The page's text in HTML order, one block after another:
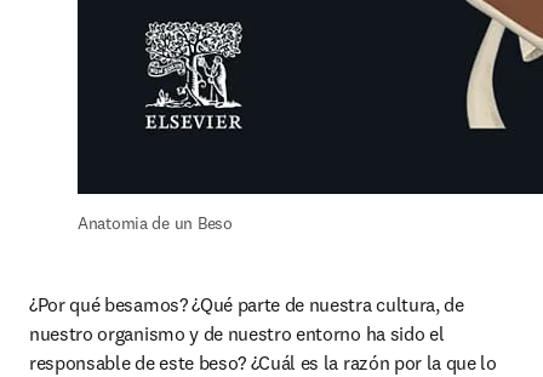
Anatomia de un Beso
¿Por qué besamos? ¿Qué parte de nuestra cultura, de
nuestro organismo y de nuestro entorno ha sido el
responsable de este beso? ¿Cuál es la razón por la que lo